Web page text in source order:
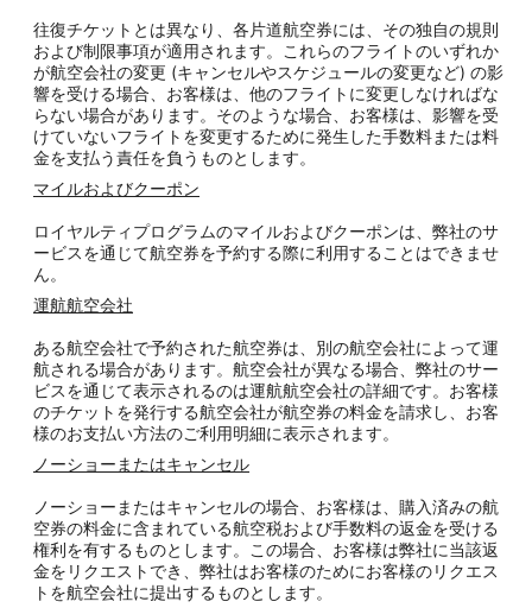
往復チケットとは異なり、各片道航空券には、その独自の規則
および制限事項が適用されます。これらのフライトのいずれか
が航空会社の変更 (キャンセルやスケジュールの変更など) の影
響を受ける場合、お客様は、他のフライトに変更しなければな
らない場合があります。そのような場合、お客様は、影響を受
けていないフライトを変更するために発生した手数料または料
金を支払う責任を負うものとします。
マイルおよびクーポン
ロイヤルティプログラムのマイルおよびクーポンは、弊社のサ
ービスを通じて航空券を予約する際に利用することはできませ
ん。
運航航空会社
ある航空会社で予約された航空券は、別の航空会社によって運
航される場合があります。航空会社が異なる場合、弊社のサー
ビスを通じて表示されるのは運航航空会社の詳細です。お客様
のチケットを発行する航空会社が航空券の料金を請求し、お客
様のお支払い方法のご利用明細に表示されます。
ノーショーまたはキャンセル
ノーショーまたはキャンセルの場合、お客様は、購入済みの航
空券の料金に含まれている航空税および手数料の返金を受ける
権利を有するものとします。この場合、お客様は弊社に当該返
金をリクエストでき、弊社はお客様のためにお客様のリクエス
トを航空会社に提出するものとします。